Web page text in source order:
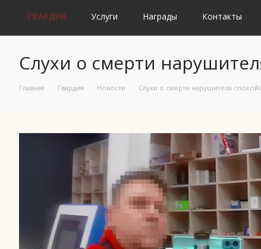
ГВАРДИЯ Услуги Награды Контакты
Слухи о смерти
Главная Гвардия Новости Слухи о смерти нарушителя